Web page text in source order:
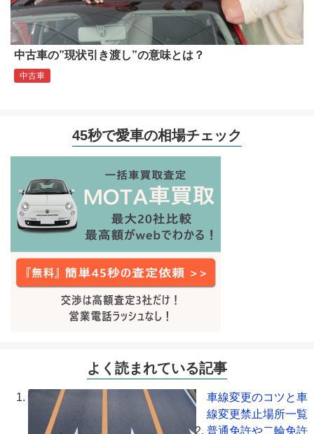
中古車の”現状引き渡し”の意味とは？
中古車
45秒で愛車の相場チェック
よく読まれている記事
車線変更のコツと車
線変更禁止場所一覧
普通免許や二輪免許